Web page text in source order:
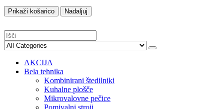
Prikaži košarico Nadaljuj
AKCIJA
Bela tehnika
Kombinirani štedilniki
Kuhalne plošče
Mikrovalovne pečice